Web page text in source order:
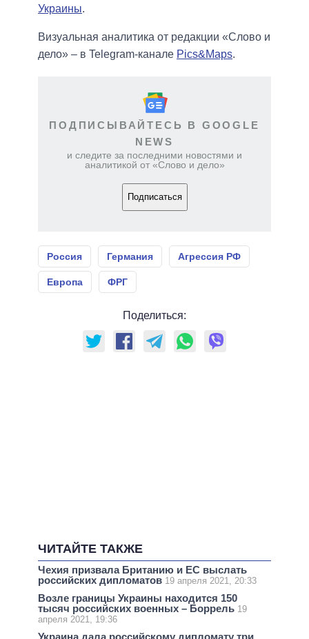
Украины.
Визуальная аналитика от редакции «Слово и
дело» – в Telegram-канале Pics&Maps.
ПОДПИСЫВАЙТЕСЬ В GOOGLE
NEWS
и следите за последними новостями и
аналитикой от «Слово и дело»
Подписаться
Россия Германия Агрессия РФ
Европа ФРГ
Поделиться:
ЧИТАЙТЕ ТАКЖЕ
Чехия призвала Британию и ЕС выслать
российских дипломатов 19 апреля 2021, 20:33
Возле границы Украины находится 150
тысяч российских военных – Боррель 19
апреля 2021, 19:36